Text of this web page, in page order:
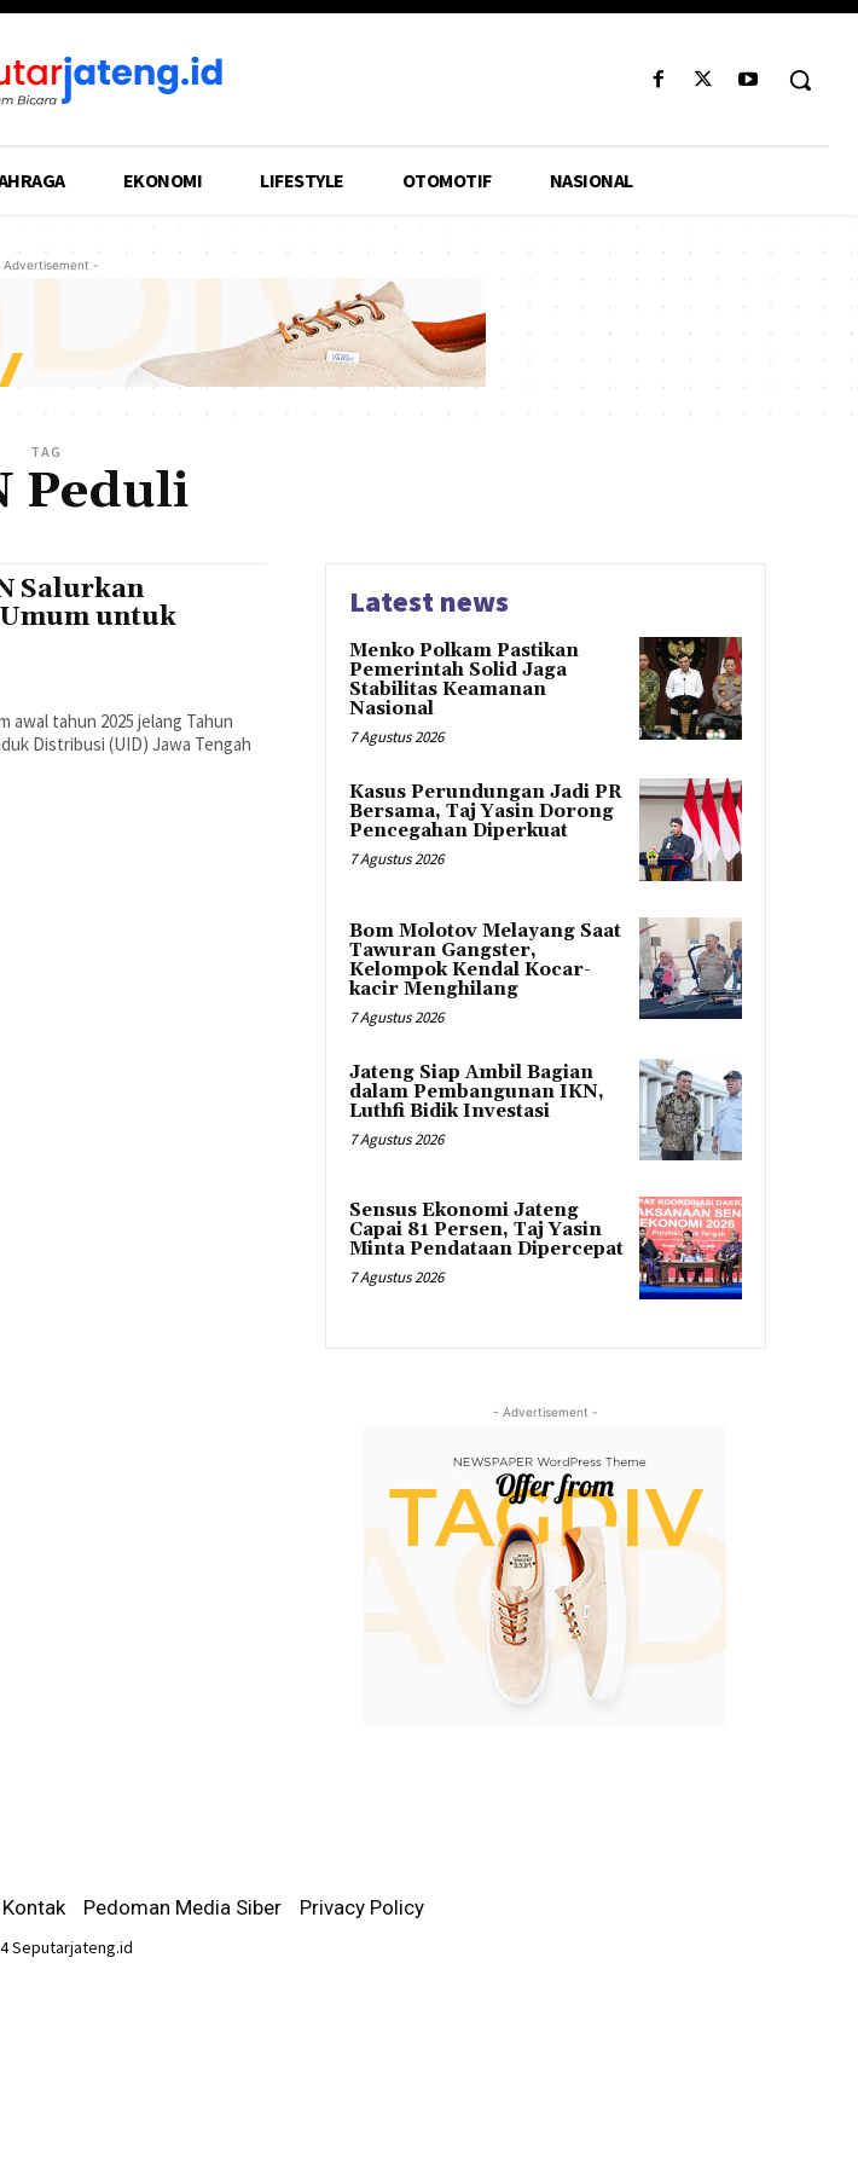
EKONOMI LIFESTYLE OTOMOTIF NASIONAL
Advertisement -
TAG
Peduli
Salurkan
untuk
awal tahun 2025 jelang Tahun
Distribusi (UID) Jawa Tengah
Latest news
Menko Polkam Pastikan
Pemerintah Solid Jaga
Stabilitas Keamanan
Nasional
7 Agustus 2026
Kasus Perundungan Jadi PR
Bersama, Taj Yasin Dorong
Pencegahan Diperkuat
7 Agustus 2026
Bom Molotov Melayang Saat
Tawuran Gangster,
Kelompok Kendal Kocar-
kacir Menghilang
7 Agustus 2026
Jateng Siap Ambil Bagian
dalam Pembangunan IKN,
Luthfi Bidik Investasi
7 Agustus 2026
Sensus Ekonomi Jateng
Capai 81 Persen, Taj Yasin
Minta Pendataan Dipercepat
7 Agustus 2026
- Advertisement -
Kontak Pedoman Media Siber Privacy Policy
Seputarjateng.id